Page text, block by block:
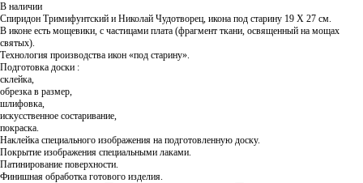
В наличии
Спиридон Тримифунтский и Николай Чудотворец, икона под старину 19 Х 27 см.
В иконе есть мощевики, с частицами плата (фрагмент ткани, освященный на мощах
святых).
Технология производства икон «под старину».
Подготовка доски :
склейка,
обрезка в размер,
шлифовка,
искусственное состаривание,
покраска.
Наклейка специального изображения на подготовленную доску.
Покрытие изображения специальными лаками.
Патинирование поверхности.
Финишная обработка готового изделия.